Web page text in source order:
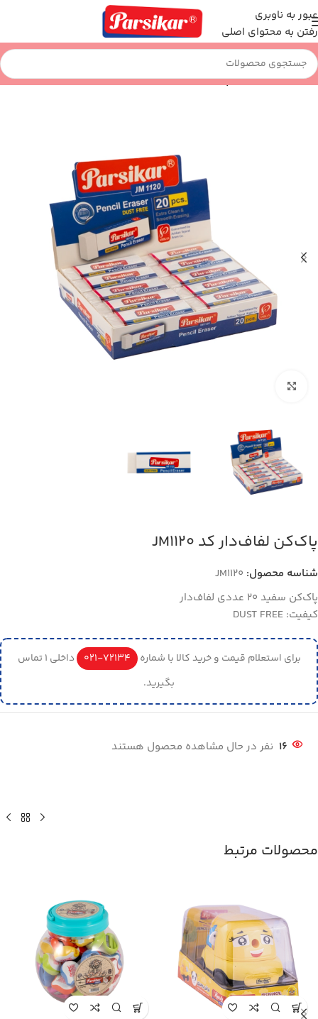
عبور به ناوبری
رفتن به محتوای اصلی
خانه نوشت افزار پاک کن
پاک‌کن لفاف‌دار کد JM1120
شناسه محصول: JM1120
پاک‌کن سفید 20 عددی لفاف‌دار
کیفیت: DUST FREE
برای استعلام قیمت و خرید کالا با شماره 72134-021
داخلی 1 تماس
بگیرید.
16 نفر در حال مشاهده محصول هستند
محصولات مرتبط